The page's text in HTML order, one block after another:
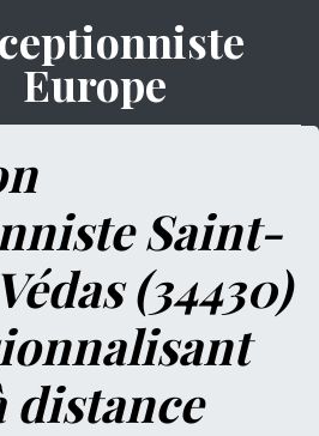
Europe
Saint-
(34430)
distance